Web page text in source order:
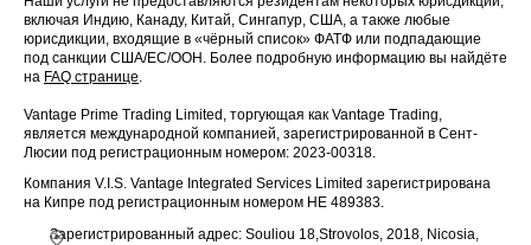
включая Индию, Канаду, Китай, Сингапур, США, а также любые
юрисдикции, входящие в «чёрный список» ФАТФ или подпадающие
под санкции США/ЕС/ООН. Более подробную информацию вы найдёте
на FAQ странице.
Vantage Prime Trading Limited, торгующая как Vantage Trading,
является международной компанией, зарегистрированной в Сент-
Люсии под регистрационным номером: 2023-00318.
Компания V.I.S. Vantage Integrated Services Limited зарегистрирована
на Кипре под регистрационным номером HE 489383.
Зарегистрированный адрес: Souliou 18,Strovolos, 2018, Nicosia,